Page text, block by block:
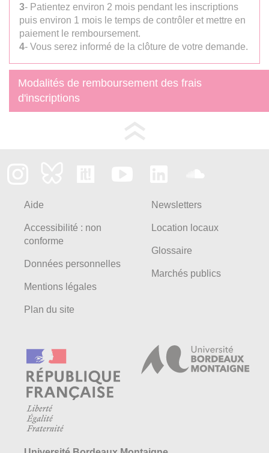
3- Patientez environ 2 mois pendant les inscriptions
puis environ 1 mois le temps de contrôler et mettre en
paiement le remboursement.
4- Vous serez informé de la clôture de votre demande.
Modalités de remboursement des frais
d'inscriptions
Aide
Accessibilité : non
conforme
Données personnelles
Mentions légales
Plan du site
Newsletters
Location locaux
Glossaire
Marchés publics